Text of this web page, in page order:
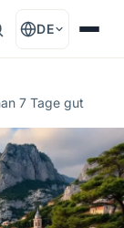
DE
7 Tage gut